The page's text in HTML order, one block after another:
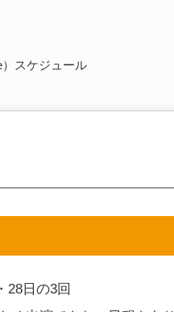
スケジュール
28日の3回